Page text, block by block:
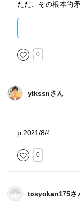
ただ、その根本的
・「東アジア世界
としてのモダン」
モダン」を表象す
は断髪が推奨され
・「だが、郷土愛
はない。郷土愛＝
る。（中略）「日
として、朝鮮・台
0
ytkssnさん
p.2021/8/4
0
tosyokan175さ